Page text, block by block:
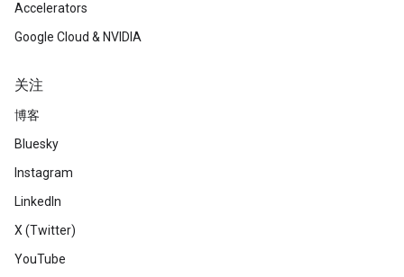
Accelerators
Google Cloud & NVIDIA
关注
博客
Bluesky
Instagram
LinkedIn
X (Twitter)
YouTube